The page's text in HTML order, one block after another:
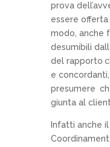
prova
essere offerta
modo, anche
desumibili
del rapporto
e
presumere
giunta al
Infatti anche